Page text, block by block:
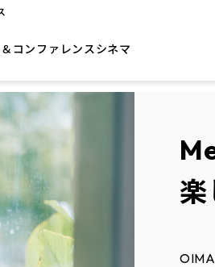
コンファレンスシネマ
楽